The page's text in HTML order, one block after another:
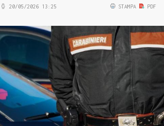
20/05/2026 13:25 STAMPA PDF